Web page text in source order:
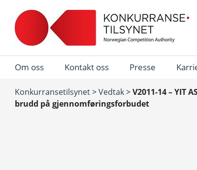
Om oss Kontakt oss Presse
Konkurransetilsynet>Vedtak>V2011-14 – YIT
brudd på gjennomføringsforbudet